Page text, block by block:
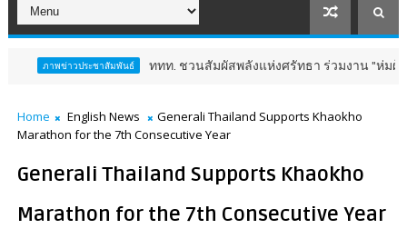
ชาสัมพันธ์ ททท. ชวนสัมผัสพลังแห่งศรัทธา ร่วมงาน "ห่มผ้าหลวงปู่ทวด ครั้
Home English News
Generali Thailand Supports Khaokho
Marathon for the 7th Consecutive Year
Generali Thailand Supports Khaokho
Marathon for the 7th Consecutive Year